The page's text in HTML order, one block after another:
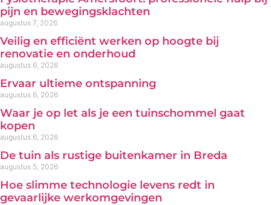
pijn en bewegingsklachten
augustus 7, 2026
Veilig en efficiënt werken op hoogte bij
renovatie en onderhoud
augustus 6, 2026
Ervaar ultieme ontspanning
augustus 6, 2026
Waar je op let als je een tuinschommel gaat
kopen
augustus 6, 2026
De tuin als rustige buitenkamer in Breda
augustus 5, 2026
Hoe slimme technologie levens redt in
gevaarlijke werkomgevingen